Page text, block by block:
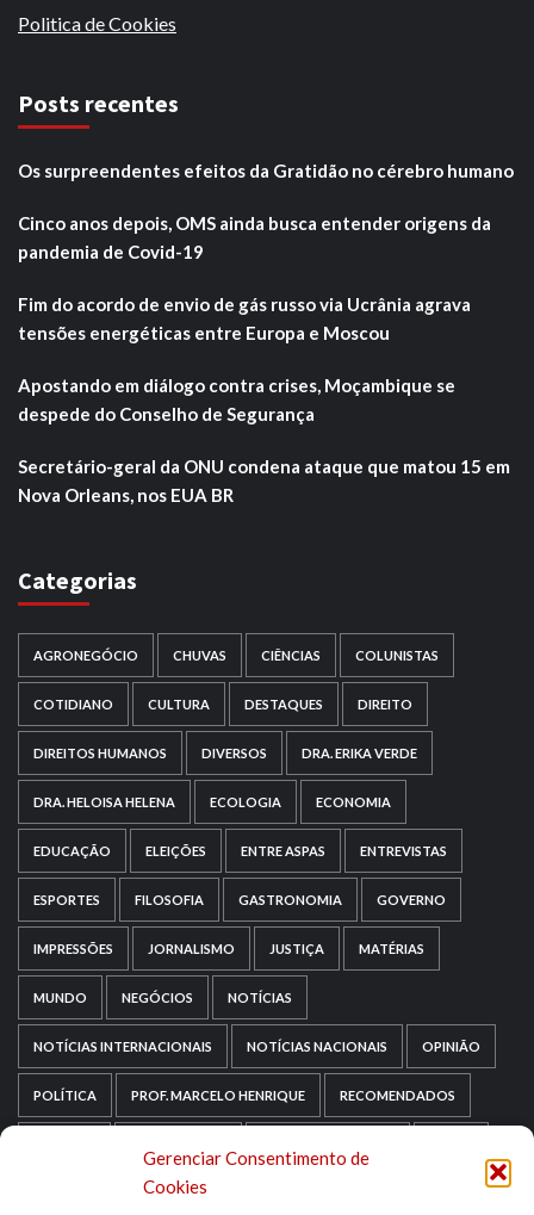
Gerenciar Consentimento de
Cookies
Politica de Cookies
Posts recentes
Os surpreendentes efeitos da Gratidão no cérebro humano
Cinco anos depois, OMS ainda busca entender origens da
pandemia de Covid-19
Fim do acordo de envio de gás russo via Ucrânia agrava
tensões energéticas entre Europa e Moscou
Apostando em diálogo contra crises, Moçambique se
despede do Conselho de Segurança
Secretário-geral da ONU condena ataque que matou 15 em
Nova Orleans, nos EUA BR
Categorias
AGRONEGÓCIO CHUVAS CIÊNCIAS COLUNISTAS
COTIDIANO CULTURA DESTAQUES DIREITO
DIREITOS HUMANOS DIVERSOS DRA. ERIKA VERDE
DRA. HELOISA HELENA ECOLOGIA ECONOMIA
EDUCAÇÃO ELEIÇÕES ENTRE ASPAS ENTREVISTAS
ESPORTES FILOSOFIA GASTRONOMIA GOVERNO
IMPRESSÕES JORNALISMO JUSTIÇA MATÉRIAS
MUNDO NEGÓCIOS NOTÍCIAS
NOTÍCIAS INTERNACIONAIS NOTÍCIAS NACIONAIS OPINIÃO
POLÍTICA PROF. MARCELO HENRIQUE RECOMENDADOS
SEM CATEGORIA